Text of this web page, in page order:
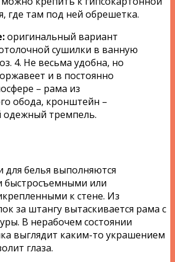
где там под ней обрешетка.
оригинальный вариант
сушилки в ванную
4. Не весьма удобна, но
и в постоянно
– рама из
обода, кронштейн –
одежный тремпель.
для белья выполняются
быстросъемными или
к стене. Из
за штангу вытаскивается рама с
В нерабочем состоянии
выглядит каким-то украшением
глаза.